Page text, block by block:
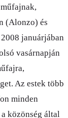
(Alonzo) és
januárjában
vasárnapján
Az estek több
minden
közönség által